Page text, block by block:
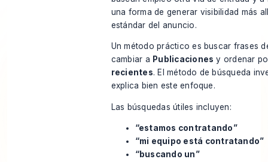
una forma de generar visibilidad más
estándar del anuncio.
Un método práctico es buscar frases
cambiar a Publicaciones y ordenar
recientes. Elmétodo de búsqueda
explica bien este enfoque.
Las búsquedas útiles incluyen:
“estamos contratando”
“mi equipo está contratando”
“buscando un”